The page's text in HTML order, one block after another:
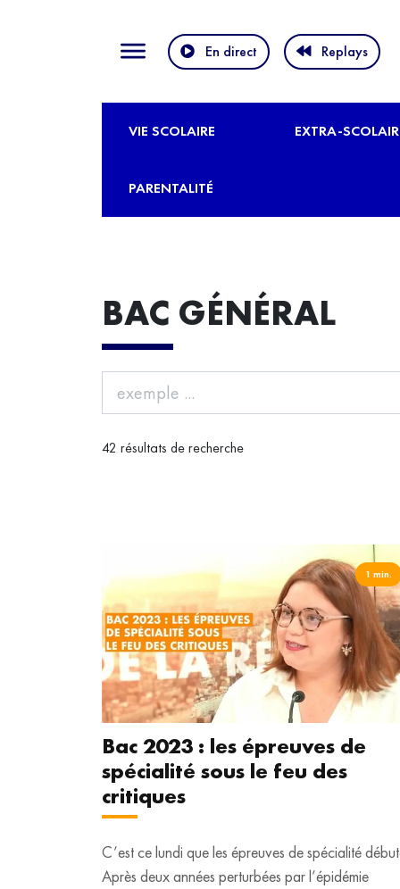
En direct Replays
VIE SCOLAIRE EXTRA-
PARENTALITÉ
BAC GÉNÉRAL
42 résultats de recherche
1 min.
Bac 2023 : les épreuves de
spécialité sous le feu des
critiques
C’est ce lundi que les épreuves de spécialité
Après deux années perturbées par l’épidémie
Inscrivez-
les mercredis
5 minutes.
En
connaissance
moment vous